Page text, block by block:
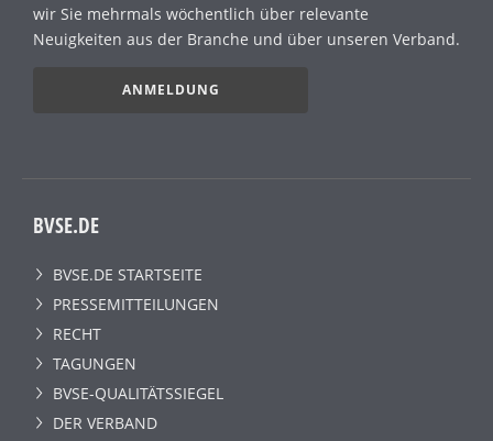
wir Sie mehrmals wöchentlich über relevante
Neuigkeiten aus der Branche und über unseren Verband.
ANMELDUNG
BVSE.DE
BVSE.DE STARTSEITE
PRESSEMITTEILUNGEN
RECHT
TAGUNGEN
BVSE-QUALITÄTSSIEGEL
DER VERBAND